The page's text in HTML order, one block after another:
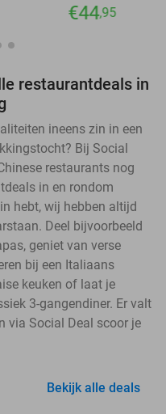
€44,95
restaurantdeals in
ineens zin in een
Bij Social
restaurants nog
in en rondom
hebt, wij hebben altijd
Deel bijvoorbeeld
geniet van verse
bij een Italiaans
keuken of laat je
3-gangendiner. Er valt
via Social Deal scoor je
Bekijk alle deals